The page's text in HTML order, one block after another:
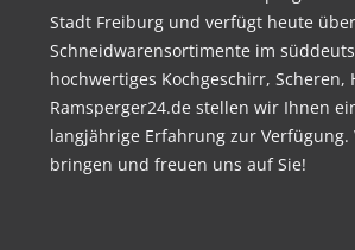
Stadt Freiburg und verfügt heute
Schneidwarensortimente im
hochwertiges Kochgeschirr,
Ramsperger24.de stellen wir Ihnen
langjährige Erfahrung zur
bringen und freuen uns auf Sie!